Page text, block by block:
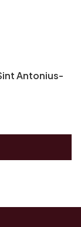
Antonius-